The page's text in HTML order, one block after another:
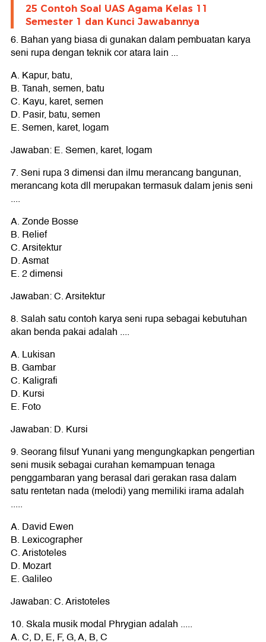
25 Contoh Soal UAS Agama Kelas 11
Semester 1 dan Kunci Jawabannya
6. Bahan yang biasa di gunakan dalam pembuatan karya
seni rupa dengan teknik cor atara lain ...
A. Kapur, batu,
B. Tanah, semen, batu
C. Kayu, karet, semen
D. Pasir, batu, semen
E. Semen, karet, logam
Jawaban: E. Semen, karet, logam
7. Seni rupa 3 dimensi dan ilmu merancang bangunan,
merancang kota dll merupakan termasuk dalam jenis seni
....
A. Zonde Bosse
B. Relief
C. Arsitektur
D. Asmat
E. 2 dimensi
Jawaban: C. Arsitektur
8. Salah satu contoh karya seni rupa sebagai kebutuhan
akan benda pakai adalah ....
A. Lukisan
B. Gambar
C. Kaligrafi
D. Kursi
E. Foto
Jawaban: D. Kursi
9. Seorang filsuf Yunani yang mengungkapkan pengertian
seni musik sebagai curahan kemampuan tenaga
penggambaran yang berasal dari gerakan rasa dalam
satu rentetan nada (melodi) yang memiliki irama adalah
.....
A. David Ewen
B. Lexicographer
C. Aristoteles
D. Mozart
E. Galileo
Jawaban: C. Aristoteles
10. Skala musik modal Phrygian adalah .....
A. C, D, E, F, G, A, B, C